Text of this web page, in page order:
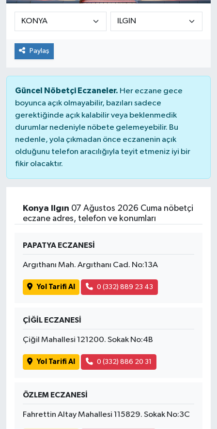
Paylaş
Güncel Nöbetçi Eczaneler. Her eczane gece
boyunca açık olmayabilir, bazıları sadece
gerektiğinde açık kalabilir veya beklenmedik
durumlar nedeniyle nöbete gelemeyebilir. Bu
nedenle, yola çıkmadan önce eczanenin açık
olduğunu telefon aracılığıyla teyit etmeniz iyi bir
fikir olacaktır.
Konya Ilgın 07 Ağustos 2026 Cuma nöbetçi
eczane adres, telefon ve konumları
PAPATYA ECZANESİ
Argıthanı Mah. Argıthanı Cad. No:13A
Yol Tarifi Al 0 (332) 889 23 43
ÇİĞİL ECZANESİ
Çiğil Mahallesi 121200. Sokak No:4B
Yol Tarifi Al 0 (332) 886 20 31
ÖZLEM ECZANESİ
Fahrettin Altay Mahallesi 115829. Sokak No:3C
Sağlık
Siyaset
Teknoloji
Türkiye